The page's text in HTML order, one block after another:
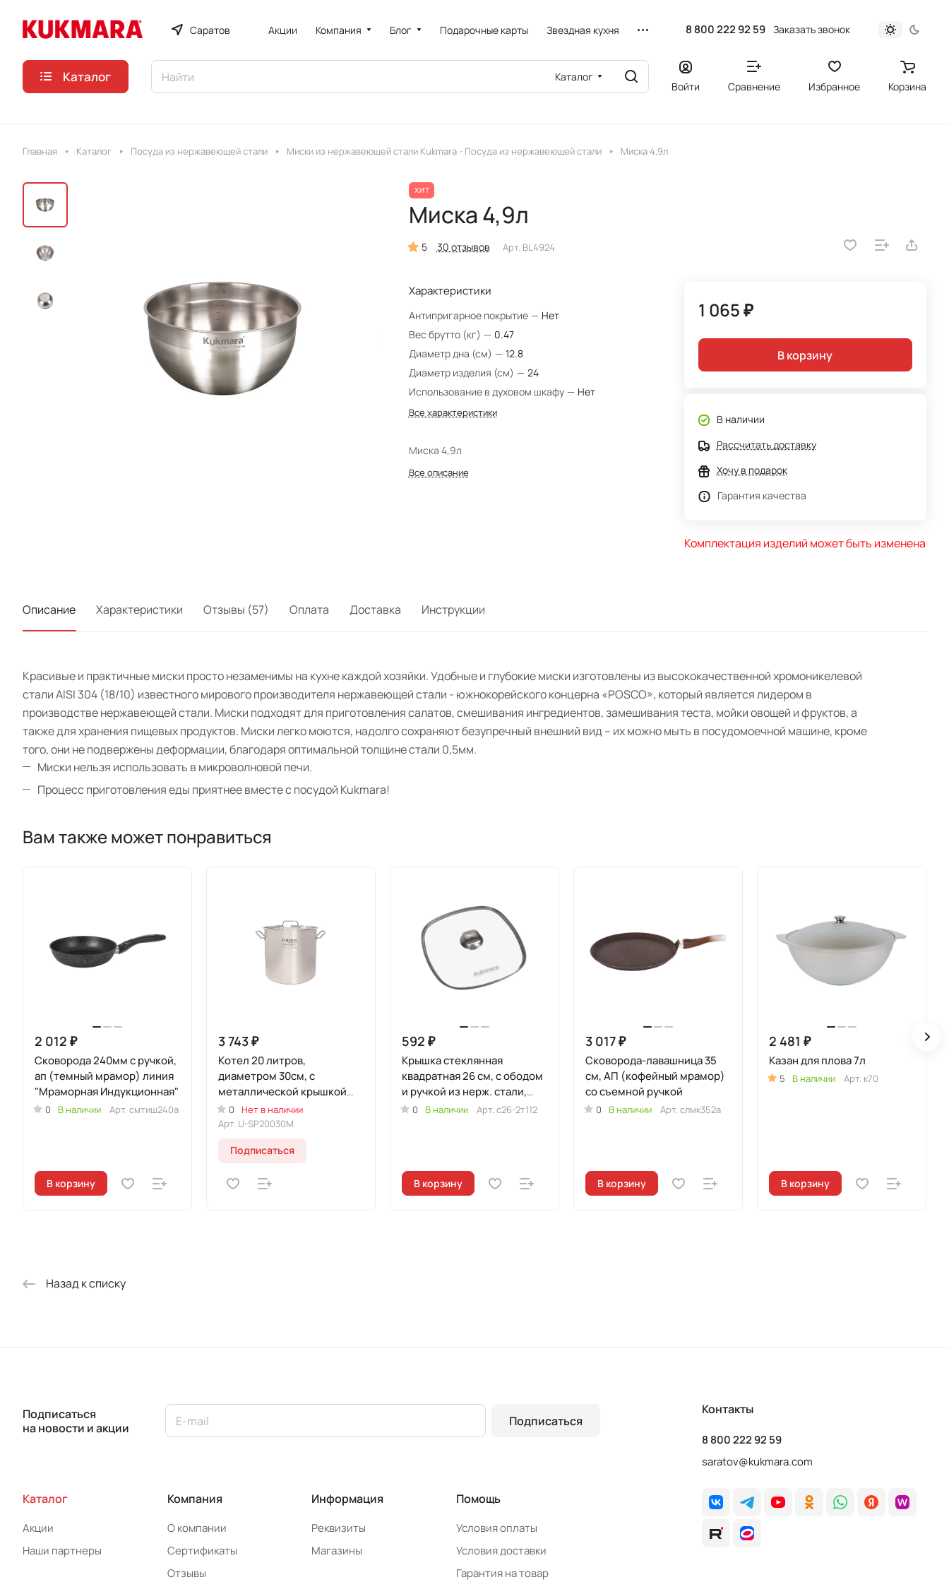
Саратов Акции Компания Блог Подарочные карты Звездная кухня 8 800 222 92 59 Заказать звонок
Каталог Каталог
Войти Сравнение Избранное Корзина
Главная Каталог Посуда из нержавеющей стали Миски из нержавеющей стали Kukmara - Посуда из нержавеющей стали Миска 4,9л
ХИТ
Миска 4,9л
5 30 отзывов Арт. BL4924
Характеристики
Антипригарное покрытие — Нет
Вес брутто (кг) — 0.47
Диаметр дна (см) — 12.8
Диаметр изделия (см) — 24
Использование в духовом шкафу — Нет
Все характеристики
Миска 4,9л
Все описание
1 065 ₽
В корзину
В наличии
Рассчитать доставку
Хочу в подарок
Гарантия качества
Комплектация изделий может быть изменена
Описание Характеристики Отзывы (57) Оплата Доставка Инструкции
Красивые и практичные миски просто незаменимы на кухне каждой хозяйки. Удобные и глубокие миски изготовлены из высококачественной хромоникелевой
стали AISI 304 (18/10) известного мирового производителя нержавеющей стали - южнокорейского концерна «POSCO», который является лидером в
производстве нержавеющей стали. Миски подходят для приготовления салатов, смешивания ингредиентов, замешивания теста, мойки овощей и фруктов, а
также для хранения пищевых продуктов. Миски легко моются, надолго сохраняют безупречный внешний вид – их можно мыть в посудомоечной машине, кроме
того, они не подвержены деформации, благодаря оптимальной толщине стали 0,5мм.
Миски нельзя использовать в микроволновой печи.
Процесс приготовления еды приятнее вместе с посудой Kukmara!
Вам также может понравиться
2 012 ₽
Сковорода 240мм с ручкой,
ап (темный мрамор) линия
"Мраморная Индукционная"
0 В наличии Арт. смтиш240а
В корзину
3 743 ₽
Кoтeл 20 литров,
диаметром 30см, с
металлической крышкой
(Уцененный товар)
0
Нет в наличии
Арт. U-SP20030M
Подписаться
592 ₽
Крышка стеклянная
квадратная 26 см, с ободом
и ручкой из нерж. стали,
деколь серая
0 В наличии Арт. с26-2т112
В корзину
3 017 ₽
Сковорода-лавашница 35
см, АП (кофейный мрамор)
со съемной ручкой
0 В наличии Арт. слмк352а
В корзину
2 481 ₽
Казан для плова 7л
5 В наличии Арт. к70
В корзину
Назад к списку
Подписаться
на новости и акции
Подписаться
Каталог
Акции
Наши партнеры
Компания
О компании
Сертификаты
Отзывы
Информация
Реквизиты
Магазины
Помощь
Условия оплаты
Условия доставки
Гарантия на товар
Контакты
8 800 222 92 59
saratov@kukmara.com